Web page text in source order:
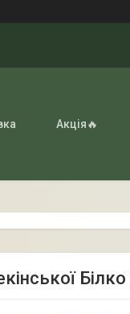
Акція🔥